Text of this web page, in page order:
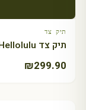
תיק צד
תיק צד Hellolulu ורוד משבצות
₪299.90